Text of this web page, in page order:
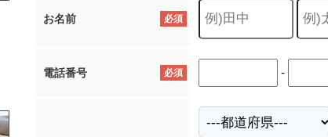
必須
お名前
必須
電話番号 -